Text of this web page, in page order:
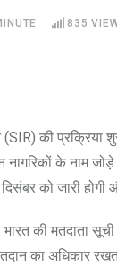
835
की
के नाम
को जारी
की मतदाता
का अधिकार